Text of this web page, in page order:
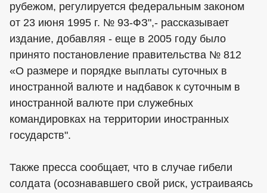
рубежом, регулируется федеральным законом
от 23 июня 1995 г. № 93-ФЗ",- рассказывает
издание, добавляя - еще в 2005 году было
принято постановление правительства № 812
«О размере и порядке выплаты суточных в
иностранной валюте и надбавок к суточным в
иностранной валюте при служебных
командировках на территории иностранных
государств".
Также пресса сообщает, что в случае гибели
солдата (осознававшего свой риск, устраиваясь